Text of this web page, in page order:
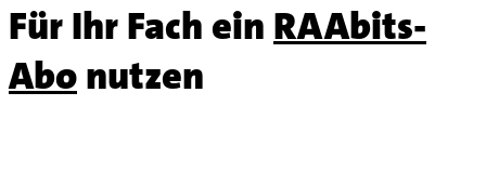
Für Ihr Fach ein RAAbits-
Abonutzen